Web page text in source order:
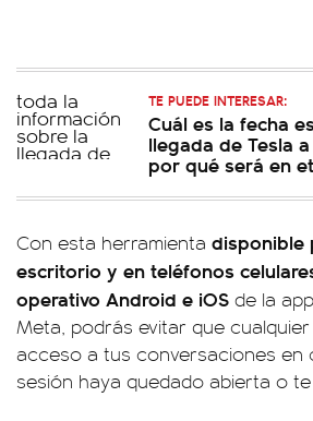
TE PUEDE INTERESAR:
Cuál es la fecha
llegada de Tesla
por qué será en
Con esta herramienta disponible
escritorio y en teléfonos
operativo Android e iOS de la
Meta, podrás evitar que
acceso a tus conversaciones en
sesión haya quedado abierta o